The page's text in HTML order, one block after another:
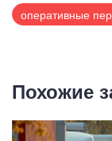
оперативные
Похожие